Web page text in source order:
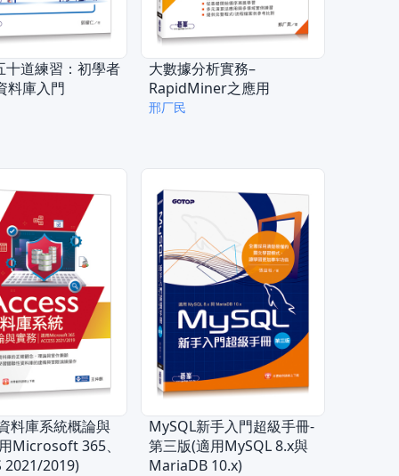
十道練習：初學者
料庫入門
大數據分析實務–
RapidMiner之應用
邢厂民
料庫系統概論與
Microsoft 365、
2021/2019)
MySQL新手入門超級手冊-
第三版(適用MySQL 8.x與
MariaDB 10.x)